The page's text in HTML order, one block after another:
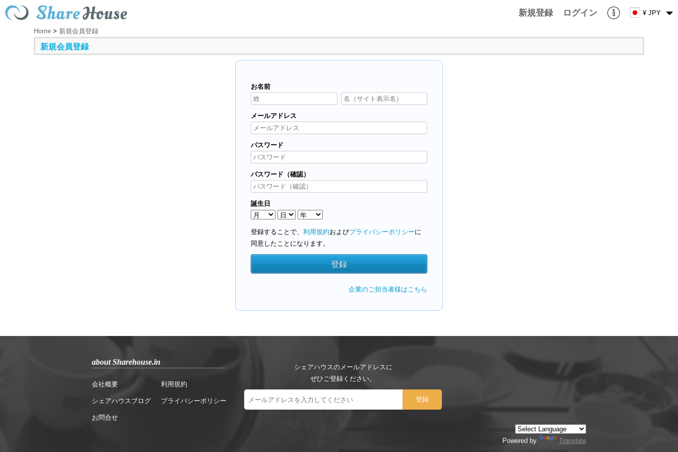
新規登録 ログイン ¥ JPY
Home > 新規会員登録
新規会員登録
お名前
メールアドレス
パスワード
パスワード（確認）
誕生日
登録することで、 利用規約およびプライバシーポリシーに
同意したことになります。
企業のご担当者様はこちら
about Sharehouse.in
会社概要
シェアハウスブログ
お問合せ
利用規約
プライバシーポリシー
シェアハウスのメールアドレスに
ぜひご登録ください。
Powered by Translate